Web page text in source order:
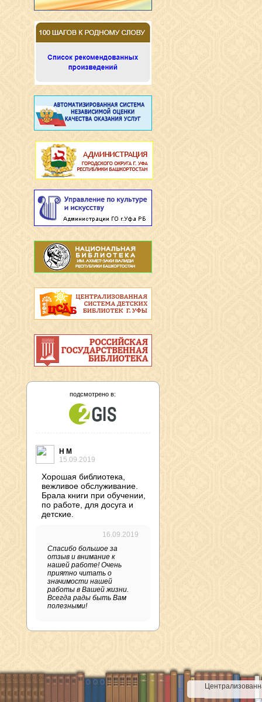
подсмотрено в:
Н М
15.09.2019
Хорошая библиотека,
вежливое обслуживание.
Брала книги при обучении,
по работе, для досуга и
детские.
16.09.2019
Спасибо большое за
отзыв и внимание к
нашей работе! Очень
приятно читать о
значимости нашей
работы в Вашей жизни.
Всегда рады быть Вам
полезными!